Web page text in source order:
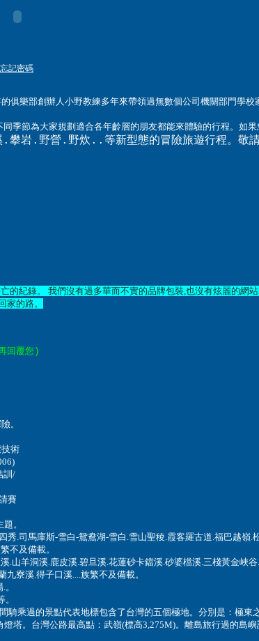
12歲以下小朋友另可享端午節專案優惠價~~超多行程
忘記密碼
樂部創辦人小野教練多年來帶領過無數個公司機關部門學校
季節為大家規劃適合各年齡層的朋友都能來體驗的行程。 如果
攀岩.野營.野炊..等新型態的冒險旅遊行程。敬
的紀錄。 我們沒有過多華而不實的品牌包裝,也沒有炫麗的網站
家的路。
回覆您)
。
術
訓/
賽
。
秀.司馬庫斯-雪白-鴛鴦湖-雪白 .雪山聖稜.霞客羅古道.福巴越嶺.
不及備載。
.山羊洞溪.鹿皮溪.碧旦溪.花蓮砂卡鐺溪.砂婆檔溪.三棧黃金峽谷.
九寮溪.得子口溪....族繁不及備載。
騎乘過的景點代表地標包含了台灣的五個極地。分別是：極東
塔。台灣公路最高點：武嶺(標高3,275M)。離島旅行過的島